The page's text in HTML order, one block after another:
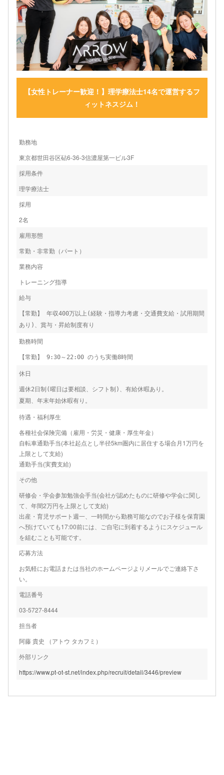
【女性トレーナー歓迎！】理学療法士14名で運営するフ
ィットネスジム！
勤務地
東京都世田谷区砧6-36-3信濃屋第一ビル3F
採用条件
理学療法士
採用
2名
雇用形態
常勤・非常勤（パート）
業務内容
トレーニング指導
給与
【常勤】 年収400万以上(経験・指導力考慮・交通費支給・試用期間
あり)、賞与・昇給制度有り
勤務時間
【常勤】 9:30～22:00 のうち実働8時間
休日
週休2日制(曜日は要相談、シフト制)、有給休暇あり。
夏期、年末年始休暇有り。
待遇・福利厚生
各種社会保険完備（雇用・労災・健康・厚生年金）
自転車通勤手当(本社起点とし半径5km圏内に居住する場合月1万円を
上限として支給)
通勤手当(実費支給)
その他
研修会・学会参加勉強会手当(会社が認めたものに研修や学会に関し
て、年間2万円を上限として支給)
出産・育児サポート週一、一時間から勤務可能なのでお子様を保育園
へ預けていても17:00前には、ご自宅に到着するようにスケジュール
を組むことも可能です。
応募方法
お気軽にお電話または当社のホームページよりメールでご連絡下さ
い。
電話番号
03-5727-8444
担当者
阿藤 貴史 （アトウ タカフミ）
外部リンク
https://www.pt-ot-st.net/index.php/recruit/detail/3446/preview